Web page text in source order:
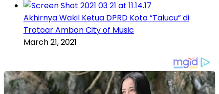
Akhirnya Wakil Ketua DPRD Kota “Talucu” di
Trotoar Ambon City of Music
March 21, 2021